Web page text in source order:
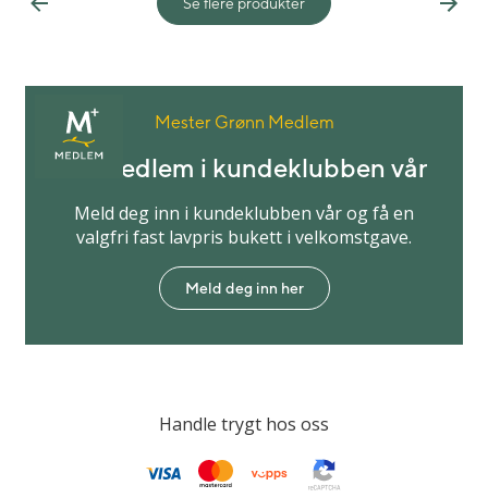
Previous Next
Mester Grønn Medlem
Bli medlem i kundeklubben vår
Meld deg inn i kundeklubben vår og få en
valgfri fast lavpris bukett i velkomstgave.
Meld deg inn her
Handle trygt hos oss